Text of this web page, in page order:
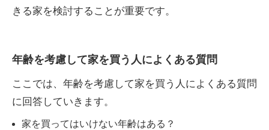
きる家を検討することが重要です。
年齢を考慮して家を買う人によくある質問
ここでは、年齢を考慮して家を買う人によくある質問
に回答していきます。
家を買ってはいけない年齢はある？